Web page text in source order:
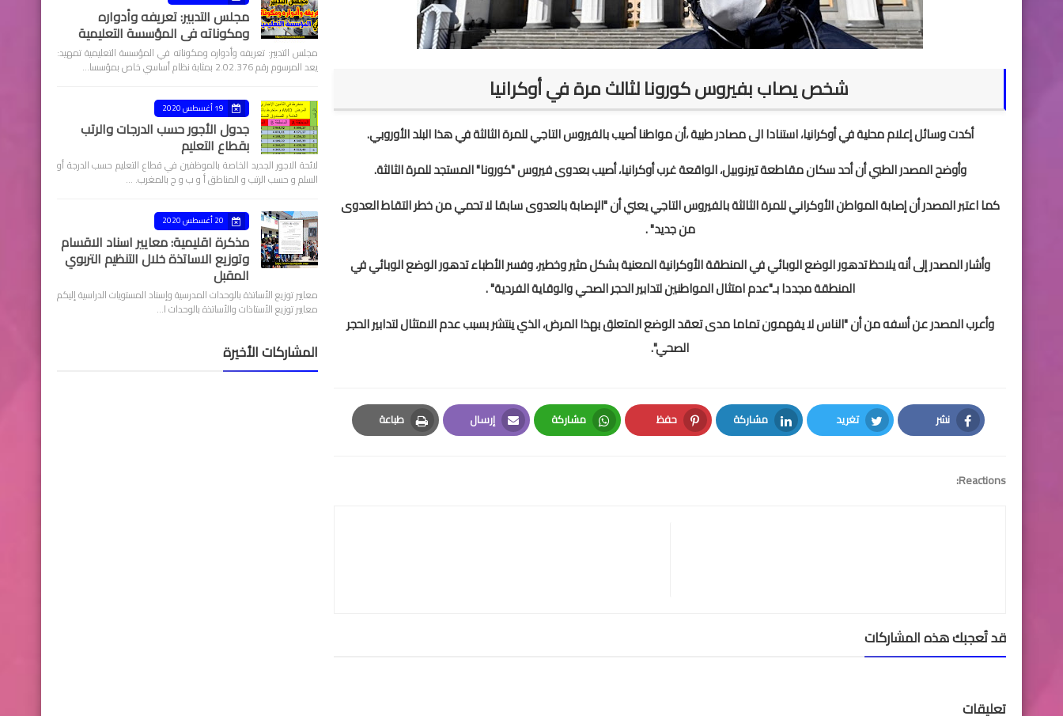
شخص يصاب بفيروس كورونا لثالث مرة في أوكرانيا
أكدت وسائل إعلام محلية في أوكرانيا، استنادا الى مصادر طبية ،أن مواطنا أصيب بالفيروس التاجي للمرة الثالثة في هذا البلد الأوروبي.
وأوضح المصدر الطبي أن أحد سكان مقاطعة تيرنوبيل، الواقعة غرب أوكرانيا، أصيب بعدوى فيروس "كورونا" المستجد للمرة الثالثة.
كما اعتبر المصدر أن إصابة المواطن الأوكراني للمرة الثالثة بالفيروس التاجي يعني أن "الإصابة بالعدوى سابقا لا تحمي من خطر التقاط العدوى
من جديد" .
وأشار المصدر إلى أنه يلاحظ تدهور الوضع الوبائي في المنطقة الأوكرانية المعنية بشكل مثير وخطير، وفسر الأطباء تدهور الوضع الوبائي في
المنطقة مجددا بـ"عدم امتثال المواطنين لتدابير الحجر الصحي والوقاية الفردية" .
وأعرب المصدر عن أسفه من أن "الناس لا يفهمون تماما مدى تعقد الوضع المتعلق بهذا المرض، الذي ينتشر بسبب عدم الامتثال لتدابير الحجر
الصحي".
نشر
Facebook
تغريد
Twitter
مشاركة
LinkedIn
حفظ
Pinterest
مشاركة
Whatsapp
إرسال
Email
طباعة
Print
Reactions:
قد تُعجبك هذه المشاركات
تعليقات
مجلس التدبير: تعريفه وأدواره
ومكوناته في المؤسسة التعليمية
مجلس التدبير: تعريفه وأدواره ومكوناته في المؤسسة التعليمية تمهيد:
يعد المرسوم رقم 2.02.376 بمثابة نظام أساسي خاص بمؤسسا…
19 أغسطس 2020
جدول الأجور حسب الدرجات والرتب
بقطاع التعليم
لائحة الاجور الجديد الخاصة بالموظفين في قطاع التعليم حسب الدرجة أو
السلم و حسب الرتب و المناطق أ و ب و ج بالمغرب. …
20 أغسطس 2020
مذكرة اقليمية: معايير اسناد الاقسام
وتوزيع الاساتذة خلال التنظيم التربوي
المقبل
معايير توزيع الأساتذة بالوحدات المدرسية وإسناد المستويات الدراسية إليكم
معايير توزيع الأستاذات والأساتذة بالوحدات ا…
المشاركات الأخيرة